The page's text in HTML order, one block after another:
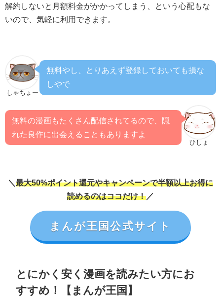
解約しないと月額料金がかかってしまう、という心配もな
いので、気軽に利用できます。
しゃちょー
無料やし、とりあえず登録しておいても損な
しやで
ひしょ
無料の漫画もたくさん配信されてるので、隠
れた良作に出会えることもありますよ
＼ 最大50%ポイント還元やキャンペーンで半額以上お得に
読めるのはココだけ！／
まんが王国公式サイト
とにかく安く漫画を読みたい方にお
すすめ！【まんが王国】